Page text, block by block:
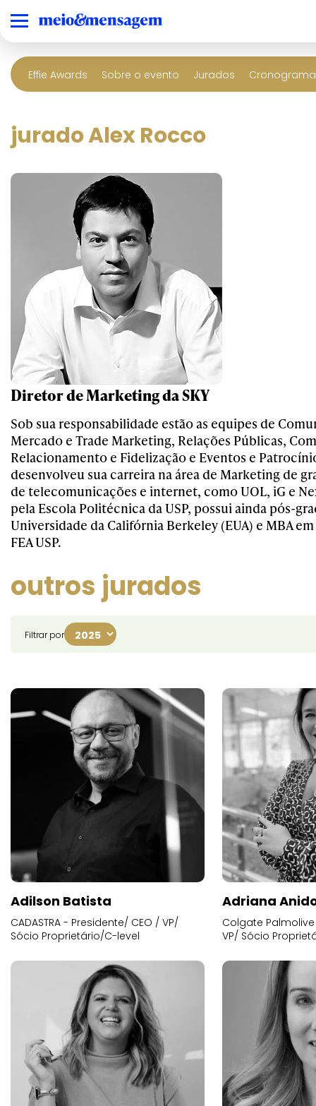
Effie Awards Sobre o evento Jurados
jurado Alex Rocco
Diretor de Marketing da SKY
Sob sua responsabilidade estão as equipes de
Mercado e Trade Marketing, Relações Públicas,
Relacionamento e Fidelização e Eventos e
desenvolveu sua carreira na área de Marketing de
de telecomunicações e internet, como UOL, iG e
pela Escola Politécnica da USP, possui ainda pós-
Universidade da Califórnia Berkeley (EUA) e MBA
FEA USP.
outros jurados
Filtrar por
Adilson Batista
CADASTRA - Presidente/ CEO / VP/
Sócio Proprietário/C-level
Adriana
Colgate
VP/ Sócio